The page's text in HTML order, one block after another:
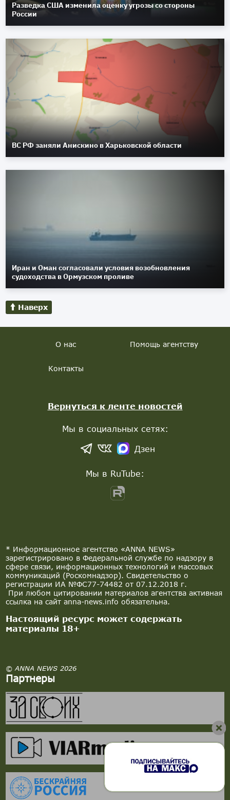
Разведка США изменила оценку угрозы со стороны
России
ВС РФ заняли Анискино в Харьковской области
Иран и Оман согласовали условия возобновления
судоходства в Ормузском проливе
Наверх
* Информационное агентство «ANNA NEWS»
зарегистрировано в Федеральной службе по надзору в
сфере связи, информационных технологий и массовых
коммуникаций (Роскомнадзор). Свидетельство о
регистрации ИА №ФС77-74482 от 07.12.2018 г.
При любом цитировании материалов агентства активная
ссылка на сайт anna-news.info обязательна.
Настоящий ресурс может содержать
материалы 18+
© ANNA NEWS 2026
Партнеры
О нас Помощь агентству
Контакты
Вернуться к ленте новостей
Мы в социальных сетях:
Дзен
Мы в RuTube: